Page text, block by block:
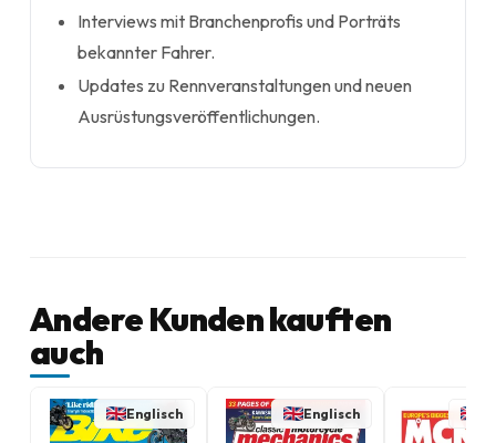
Interviews mit Branchenprofis und Porträts
bekannter Fahrer.
Updates zu Rennveranstaltungen und neuen
Ausrüstungsveröffentlichungen.
Andere Kunden kauften
auch
Englisch Englisch